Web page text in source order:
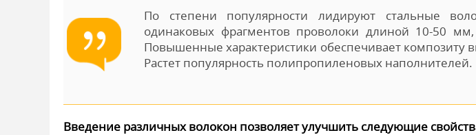
По степени популярности лидируют стальные
одинаковых фрагментов проволоки длиной 10-50
Повышенные характеристики обеспечивает композиту
Растет популярность полипропиленовых наполнителей.
Введение различных волокон позволяет улучшить следующие